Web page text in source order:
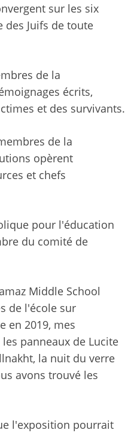
sur les six
des Juifs de toute
de la
écrits,
et des survivants.
de la
opèrent
et chefs
pour l'éducation
du comité de
Middle School
de l'école sur
en 2019, mes
panneaux de Lucite
la nuit du verre
avons trouvé les
l'exposition pourrait